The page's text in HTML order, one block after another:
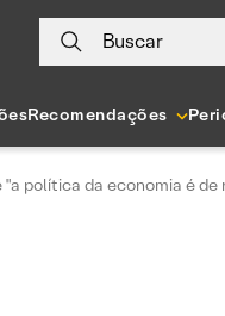
Buscar
Recomendações
política da economia é de